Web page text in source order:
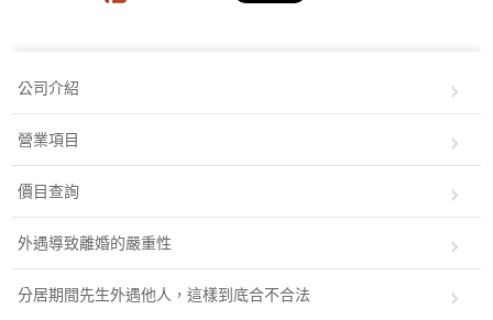
公司介紹
營業項目
價目查詢
外遇導致離婚的嚴重性
分居期間先生外遇他人，這樣到底合不合法